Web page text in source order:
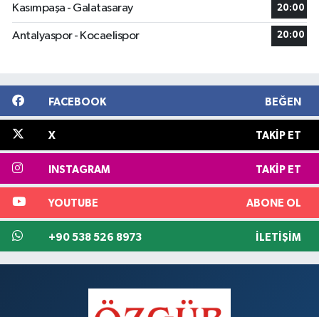
Kasımpaşa - Galatasaray 20:00
Antalyaspor - Kocaelispor 20:00
FACEBOOK BEĞEN
X TAKIP ET
INSTAGRAM TAKIP ET
YOUTUBE ABONE OL
+90 538 526 8973 İLETIŞIM